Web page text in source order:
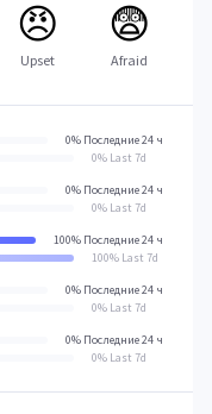
😠
Upset
😨
Afraid
0% Последние 24 ч
0% Last 7d
0% Последние 24 ч
0% Last 7d
100% Последние 24 ч
100% Last 7d
0% Последние 24 ч
0% Last 7d
0% Последние 24 ч
0% Last 7d